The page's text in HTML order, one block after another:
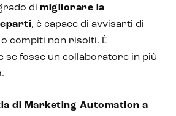
di migliorare la
, è capace di avvisarti di
compiti non risolti. È
se fosse un collaboratore in più
di Marketing Automation a